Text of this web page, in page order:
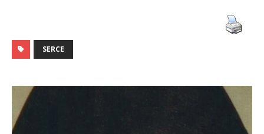
SERCE